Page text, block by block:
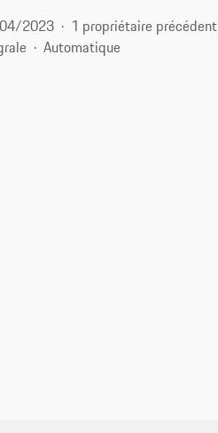
04/2023 1 propriétaire précédent
Automatique